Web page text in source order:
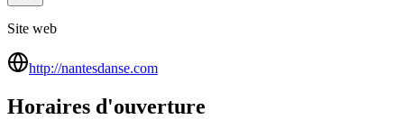
Site web
http://nantesdanse.com
Horaires d'ouverture